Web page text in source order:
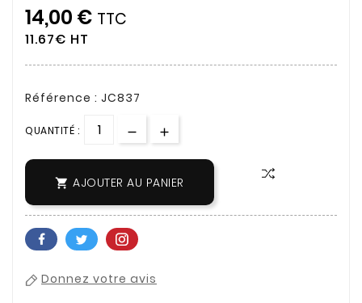
14,00 € TTC
11.67€ HT
Référence : JC837
QUANTITÉ :
 AJOUTER AU PANIER
Donnez votre avis